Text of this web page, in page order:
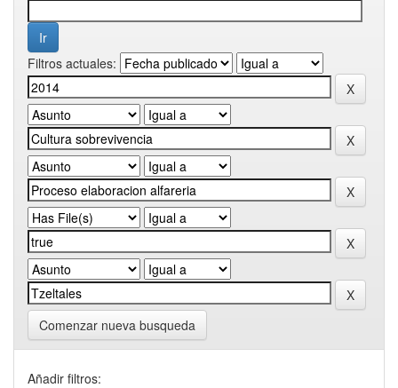
Filtros actuales:
Comenzar nueva busqueda
Añadir filtros: